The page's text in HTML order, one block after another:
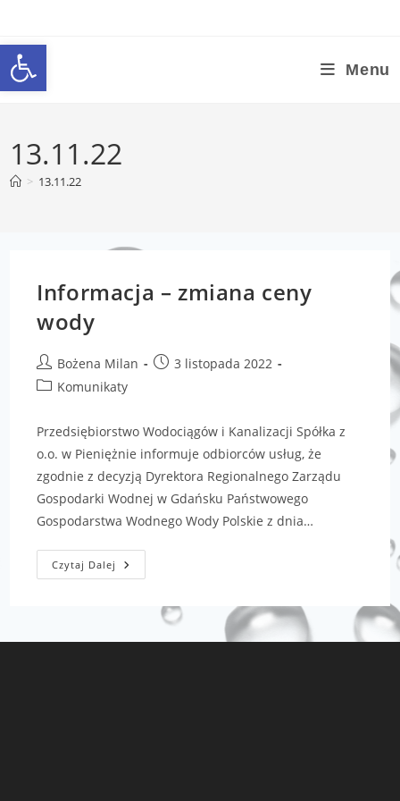
Otwórz pasek narzędzi Menu
13.11.22
> 13.11.22
Informacja – zmiana ceny
wody
Bożena Milan
3 listopada 2022
Komunikaty
Przedsiębiorstwo Wodociągów i Kanalizacji Spółka z
o.o. w Pieniężnie informuje odbiorców usług, że
zgodnie z decyzją Dyrektora Regionalnego Zarządu
Gospodarki Wodnej w Gdańsku Państwowego
Gospodarstwa Wodnego Wody Polskie z dnia…
Czytaj Dalej